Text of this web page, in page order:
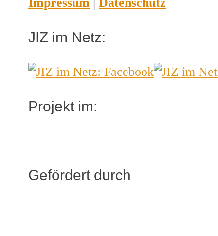
JIZ im Netz:
Projekt im:
Gefördert durch